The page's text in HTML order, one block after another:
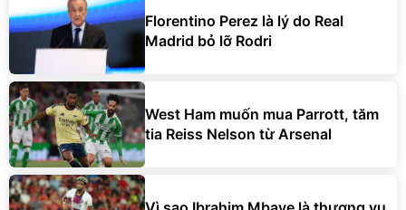
Florentino Perez là lý do Real
Madrid bỏ lỡ Rodri
West Ham muốn mua Parrott, tăm
tia Reiss Nelson từ Arsenal